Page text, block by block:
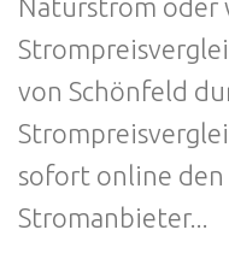
Naturstrom oder
von Schönfeld
sofort online
Stromanbieter...